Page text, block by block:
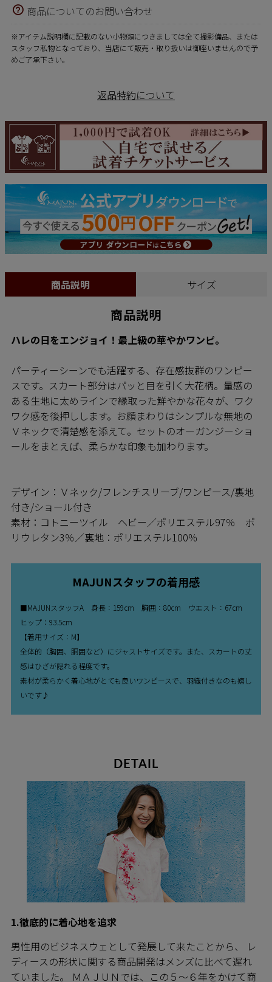
商品についてのお問い合わせ
※アイテム説明欄に記載のない小物類につきましては全て撮影備品、または
スタッフ私物となっており、当店にて販売・取り扱いは御座いませんので予
めご了承下さい。
返品特約について
商品説明 サイズ
商品説明
ハレの日をエンジョイ！最上級の華やかワンピ。
パーティーシーンでも活躍する、存在感抜群のワンピー
スです。スカート部分はパッと目を引く大花柄。量感の
ある生地に太めラインで縁取った鮮やかな花々が、ワク
ワク感を後押しします。お顔まわりはシンプルな無地の
Ｖネックで清楚感を添えて。セットのオーガンジーショ
ールをまとえば、柔らかな印象も加わります。
デザイン：Ｖネック/フレンチスリーブ/ワンピース/裏地
付き/ショール付き
素材：コトニーツイル ヘビー／ポリエステル97％ ポ
リウレタン3％／裏地：ポリエステル100％
MAJUNスタッフの着用感
■MAJUNスタッフA 身長：159cm 胸囲：80cm ウエスト：67cm
ヒップ：93.5cm
【着用サイズ：M】
全体的（胸囲、胴囲など）にジャストサイズです。また、スカートの丈
感はひざが隠れる程度です。
素材が柔らかく着心地がとても良いワンピースで、羽織付きなのも嬉し
いです♪
DETAIL
1.徹底的に着心地を追求
男性用のビジネスウェとして発展して来たことから、 レ
ディースの形状に関する商品開発はメンズに比べて遅れ
ていました。 ＭＡＪＵＮでは、この５～６年をかけて商